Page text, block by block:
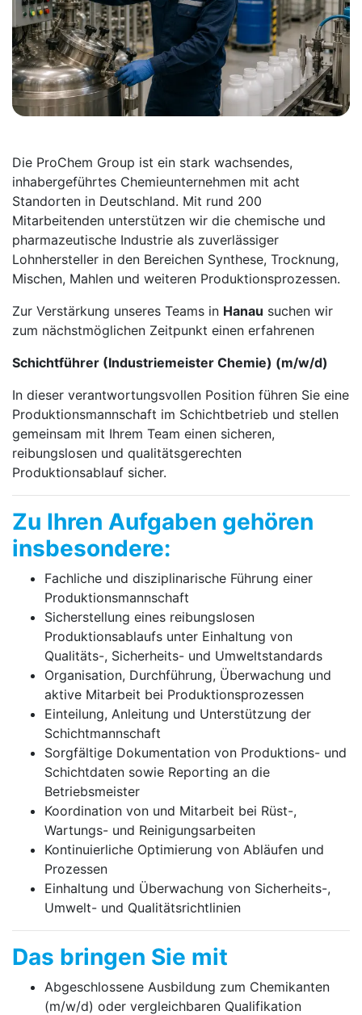
Die ProChem Group ist ein stark wachsendes,
inhabergeführtes Chemieunternehmen mit acht
Standorten in Deutschland. Mit rund 200
Mitarbeitenden unterstützen wir die chemische und
pharmazeutische Industrie als zuverlässiger
Lohnhersteller in den Bereichen Synthese, Trocknung,
Mischen, Mahlen und weiteren Produktionsprozessen.
Zur Verstärkung unseres Teams in Hanau suchen wir
zum nächstmöglichen Zeitpunkt einen erfahrenen
Schichtführer (Industriemeister Chemie) (m/w/d)
In dieser verantwortungsvollen Position führen Sie eine
Produktionsmannschaft im Schichtbetrieb und stellen
gemeinsam mit Ihrem Team einen sicheren,
reibungslosen und qualitätsgerechten
Produktionsablauf sicher.
Zu Ihren Aufgaben gehören
insbesondere:
Fachliche und disziplinarische Führung einer
Produktionsmannschaft
Sicherstellung eines reibungslosen
Produktionsablaufs unter Einhaltung von
Qualitäts-, Sicherheits- und Umweltstandards
Organisation, Durchführung, Überwachung und
aktive Mitarbeit bei Produktionsprozessen
Einteilung, Anleitung und Unterstützung der
Schichtmannschaft
Sorgfältige Dokumentation von Produktions- und
Schichtdaten sowie Reporting an die
Betriebsmeister
Koordination von und Mitarbeit bei Rüst-,
Wartungs- und Reinigungsarbeiten
Kontinuierliche Optimierung von Abläufen und
Prozessen
Einhaltung und Überwachung von Sicherheits-,
Umwelt- und Qualitätsrichtlinien
Das bringen Sie mit
Abgeschlossene Ausbildung zum Chemikanten
(m/w/d) oder vergleichbaren Qualifikation